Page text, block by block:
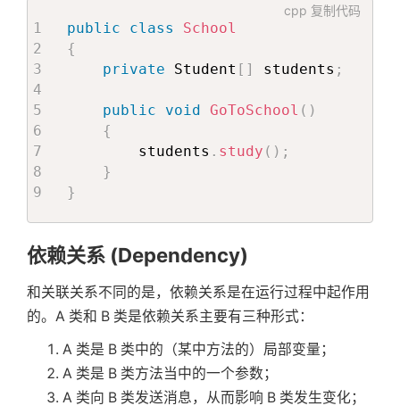
cpp 复制代码
public class
School
{
private Student [ ] students ;
public void GoToSchool ( )
{
        students
. study ( ) ;
}
}
依赖关系 (Dependency)
和关联关系不同的是，依赖关系是在运行过程中起作用
的。A 类和 B 类是依赖关系主要有三种形式：
A 类是 B 类中的（某中方法的）局部变量；
A 类是 B 类方法当中的一个参数；
A 类向 B 类发送消息，从而影响 B 类发生变化；